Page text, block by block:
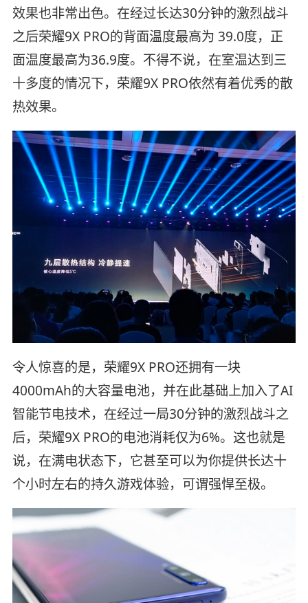
效果也非常出色。在经过长达30分钟的激烈战斗
之后荣耀9X PRO的背面温度最高为 39.0度，正
面温度最高为36.9度。不得不说，在室温达到三
十多度的情况下，荣耀9X PRO依然有着优秀的散
热效果。
令人惊喜的是，荣耀9X PRO还拥有一块
4000mAh的大容量电池，并在此基础上加入了AI
智能节电技术，在经过一局30分钟的激烈战斗之
后，荣耀9X PRO的电池消耗仅为6%。这也就是
说，在满电状态下，它甚至可以为你提供长达十
个小时左右的持久游戏体验，可谓强悍至极。